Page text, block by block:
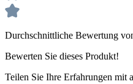
Durchschnittliche Bewertung
Bewerten Sie dieses Produkt!
Teilen Sie Ihre Erfahrungen mit